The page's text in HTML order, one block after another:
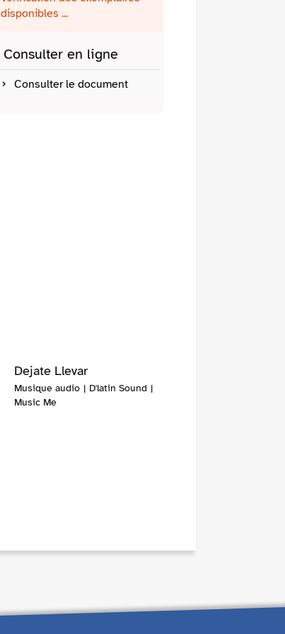
disponibles ...
Consulter en ligne
Consulter le document
Dejate Llevar
Musique audio | D'latin Sound |
Music Me